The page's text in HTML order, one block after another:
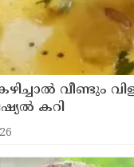
വീണ്ടും
കറി